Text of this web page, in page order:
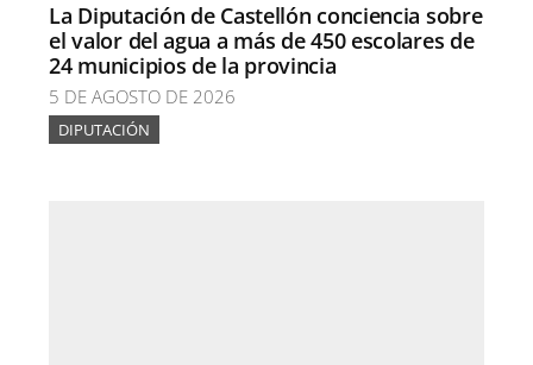
La Diputación de Castellón conciencia sobre
el valor del agua a más de 450 escolares de
24 municipios de la provincia
5 DE AGOSTO DE 2026
DIPUTACIÓN